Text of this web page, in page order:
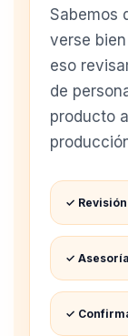
Sabemos
verse
eso
de
producto
✓
✓
✓